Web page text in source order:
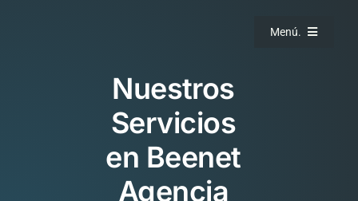
Menú.
Nuestros
Servicios
en Beenet
Agencia